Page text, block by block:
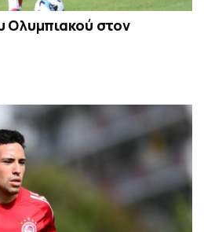
Ολυμπιακού στον